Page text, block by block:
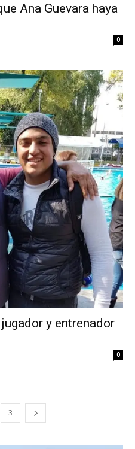
Ana Guevara haya
0
y entrenador
0
3